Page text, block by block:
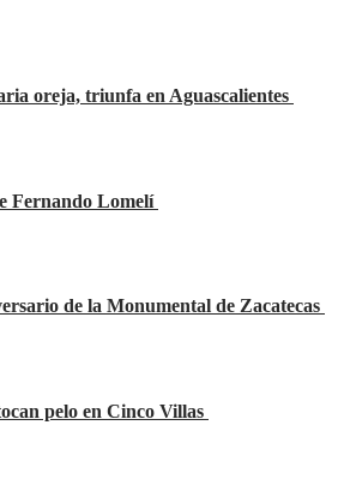
oreja, triunfa en Aguascalientes
Fernando Lomelí
de la Monumental de Zacatecas
pelo en Cinco Villas